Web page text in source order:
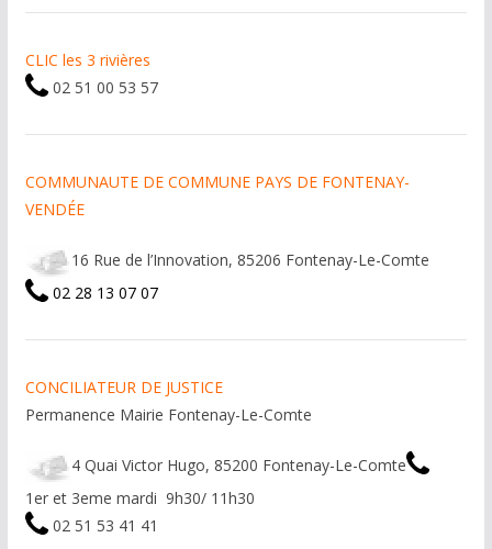
CLIC les 3 rivières
02 51 00 53 57
COMMUNAUTE DE COMMUNE PAYS DE FONTENAY-
VENDÉE
16 Rue de l’Innovation, 85206 Fontenay-Le-Comte
02 28 13 07 07
CONCILIATEUR DE JUSTICE
Permanence Mairie Fontenay-Le-Comte
4 Quai Victor Hugo, 85200 Fontenay-Le-Comte
1er et 3eme mardi 9h30/ 11h30
02 51 53 41 41